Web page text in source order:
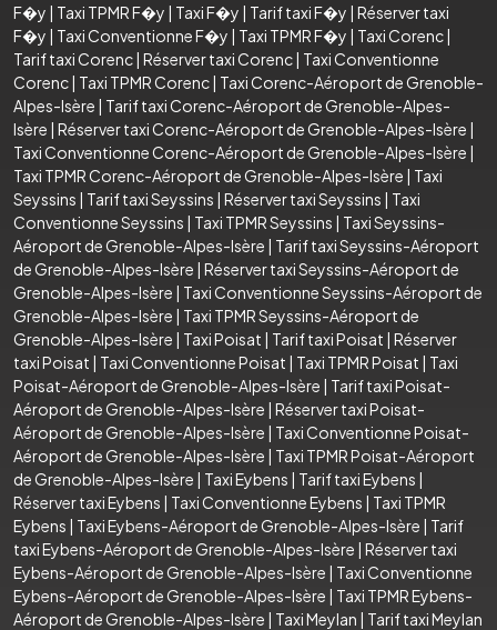
F�y | Taxi TPMR F�y | Taxi F�y | Tarif taxi F�y | Réserver taxi
F�y | Taxi Conventionne F�y | Taxi TPMR F�y | Taxi Corenc|
Tarif taxi Corenc| Réserver taxi Corenc| Taxi Conventionne
Corenc| Taxi TPMR Corenc| Taxi Corenc-Aéroport de Grenoble-
Alpes-Isère | Tarif taxi Corenc-Aéroport de Grenoble-Alpes-
Isère | Réserver taxi Corenc-Aéroport de Grenoble-Alpes-Isère |
Taxi Conventionne Corenc-Aéroport de Grenoble-Alpes-Isère |
Taxi TPMR Corenc-Aéroport de Grenoble-Alpes-Isère | Taxi
Seyssins | Tarif taxi Seyssins | Réserver taxi Seyssins | Taxi
Conventionne Seyssins | Taxi TPMR Seyssins | Taxi Seyssins-
Aéroport de Grenoble-Alpes-Isère | Tarif taxi Seyssins-Aéroport
de Grenoble-Alpes-Isère | Réserver taxi Seyssins-Aéroport de
Grenoble-Alpes-Isère | Taxi Conventionne Seyssins-Aéroport de
Grenoble-Alpes-Isère | Taxi TPMR Seyssins-Aéroport de
Grenoble-Alpes-Isère | Taxi Poisat | Tarif taxi Poisat | Réserver
taxi Poisat | Taxi Conventionne Poisat | Taxi TPMR Poisat | Taxi
Poisat-Aéroport de Grenoble-Alpes-Isère | Tarif taxi Poisat-
Aéroport de Grenoble-Alpes-Isère | Réserver taxi Poisat-
Aéroport de Grenoble-Alpes-Isère | Taxi Conventionne Poisat-
Aéroport de Grenoble-Alpes-Isère | Taxi TPMR Poisat-Aéroport
de Grenoble-Alpes-Isère | Taxi Eybens | Tarif taxi Eybens |
Réserver taxi Eybens | Taxi Conventionne Eybens | Taxi TPMR
Eybens | Taxi Eybens-Aéroport de Grenoble-Alpes-Isère | Tarif
taxi Eybens-Aéroport de Grenoble-Alpes-Isère | Réserver taxi
Eybens-Aéroport de Grenoble-Alpes-Isère | Taxi Conventionne
Eybens-Aéroport de Grenoble-Alpes-Isère | Taxi TPMR Eybens-
Aéroport de Grenoble-Alpes-Isère | Taxi Meylan | Tarif taxi Meylan